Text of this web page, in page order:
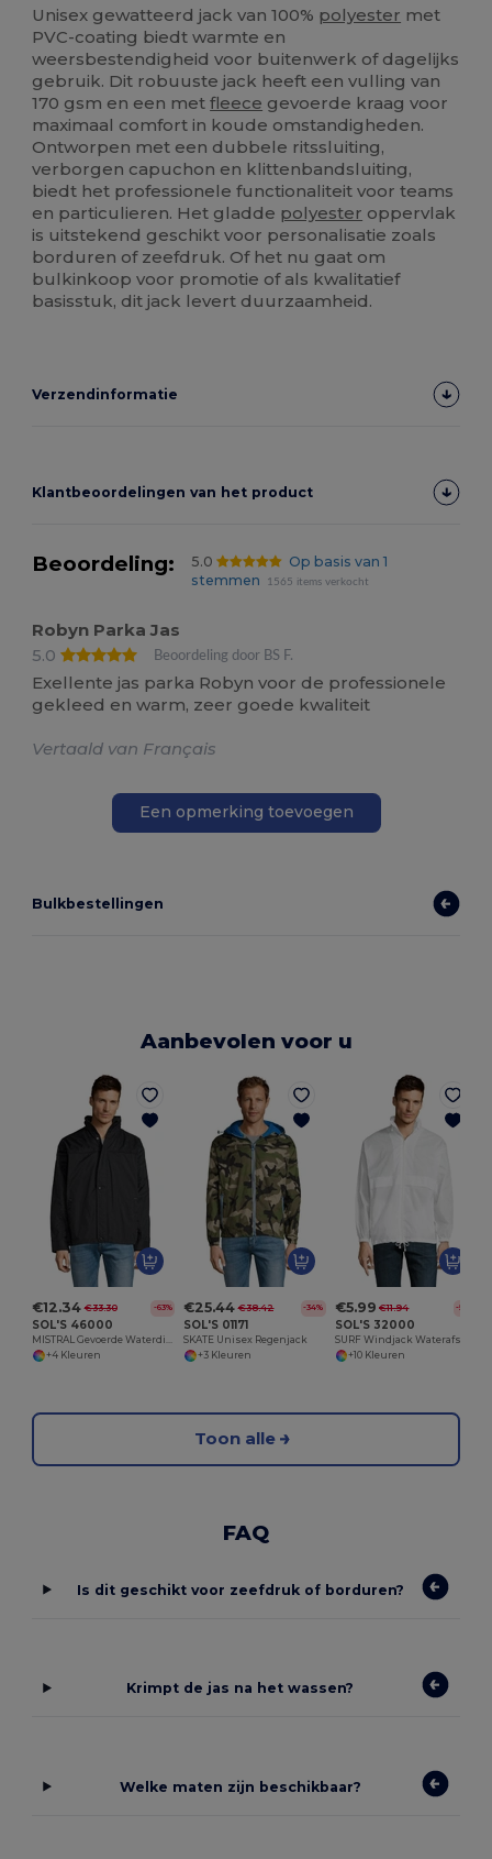
Unisex gewatteerd jack van 100% polyester met
PVC-coating biedt warmte en
weersbestendigheid voor buitenwerk of dagelijks
gebruik. Dit robuuste jack heeft een vulling van
170 gsm en een metfleece gevoerde kraag voor
maximaal comfort in koude omstandigheden.
Ontworpen met een dubbele ritssluiting,
verborgen capuchon en klittenbandsluiting,
biedt het professionele functionaliteit voor teams
en particulieren. Het gladde polyester oppervlak
is uitstekend geschikt voor personalisatie zoals
borduren of zeefdruk. Of het nu gaat om
bulkinkoop voor promotie of als kwalitatief
basisstuk, dit jack levert duurzaamheid.
Verzendinformatie
Klantbeoordelingen van het product
Beoordeling: 5.0
Op basis van 1
stemmen
1565 items verkocht
Robyn Parka Jas
5.0
Beoordeling door BS F.
Exellente jas parka Robyn voor de professionele
gekleed en warm, zeer goede kwaliteit
Vertaald van Français
Een opmerking toevoegen
Bulkbestellingen
Aanbevolen voor u
€12.34 €33.30 -63%
SOL'S 46000
+4 Kleuren
€25.44 €38.42 -34%
SOL'S 01171
SKATE Unisex Regenjack
+3 Kleuren
€5.99 €11.94 -50%
SOL'S 32000
+10 Kleuren
Toon alle
FAQ
Is dit geschikt voor zeefdruk of borduren?
Krimpt de jas na het wassen?
Welke maten zijn beschikbaar?